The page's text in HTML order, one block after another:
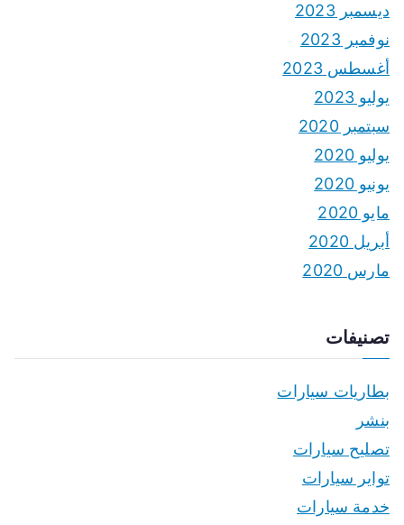
ديسمبر 2023
نوفمبر 2023
أغسطس 2023
يوليو 2023
سبتمبر 2020
يوليو 2020
يونيو 2020
مايو 2020
أبريل 2020
مارس 2020
تصنيفات
بطاريات سيارات
بنشر
تصليح سيارات
تواير سيارات
خدمة سيارات